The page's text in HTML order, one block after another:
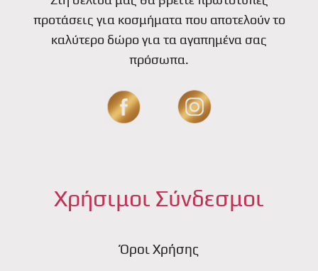
προτάσεις για κοσμήματα που αποτελούν το
καλύτερο δώρο για τα αγαπημένα σας
πρόσωπα.
Χρήσιμοι Σύνδεσμοι
Όροι Χρήσης